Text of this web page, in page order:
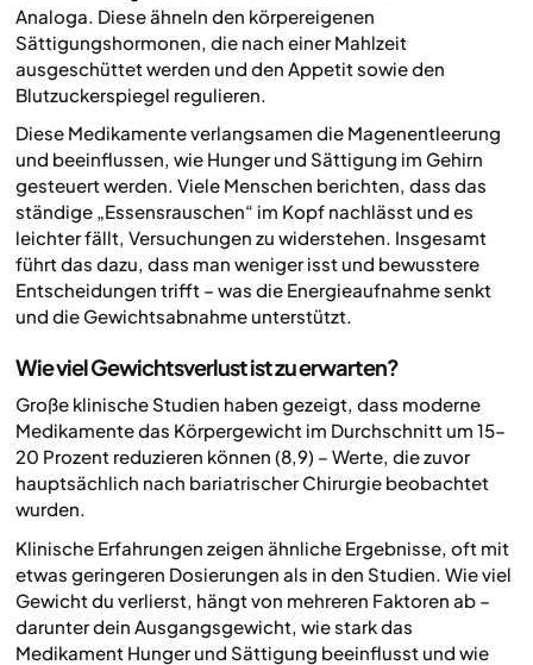
Analoga. Diese ähneln den körpereigenen
Sättigungshormonen, die nach einer Mahlzeit
ausgeschüttet werden und den Appetit sowie den
Blutzuckerspiegel regulieren.
Diese Medikamente verlangsamen die Magenentleerung
und beeinflussen, wie Hunger und Sättigung im Gehirn
gesteuert werden. Viele Menschen berichten, dass das
ständige „Essensrauschen“ im Kopf nachlässt und es
leichter fällt, Versuchungen zu widerstehen. Insgesamt
führt das dazu, dass man weniger isst und bewusstere
Entscheidungen trifft – was die Energieaufnahme senkt
und die Gewichtsabnahme unterstützt.
Wie viel Gewichtsverlust ist zu erwarten?
Große klinische Studien haben gezeigt, dass moderne
Medikamente das Körpergewicht im Durchschnitt um 15–
20 Prozent reduzieren können (8,9) – Werte, die zuvor
hauptsächlich nach bariatrischer Chirurgie beobachtet
wurden.
Klinische Erfahrungen zeigen ähnliche Ergebnisse, oft mit
etwas geringeren Dosierungen als in den Studien. Wie viel
Gewicht du verlierst, hängt von mehreren Faktoren ab –
darunter dein Ausgangsgewicht, wie stark das
Medikament Hunger und Sättigung beeinflusst und wie